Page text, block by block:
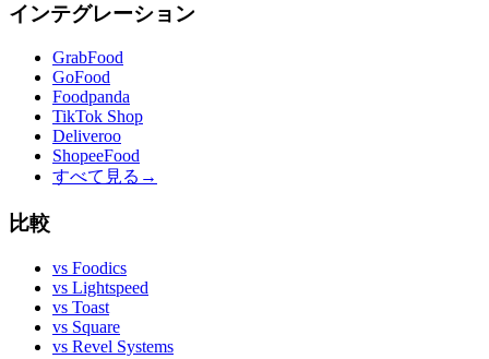
インテグレーション
GrabFood
GoFood
Foodpanda
TikTok Shop
Deliveroo
ShopeeFood
すべて見る →
比較
vs Foodics
vs Lightspeed
vs Toast
vs Square
vs Revel Systems